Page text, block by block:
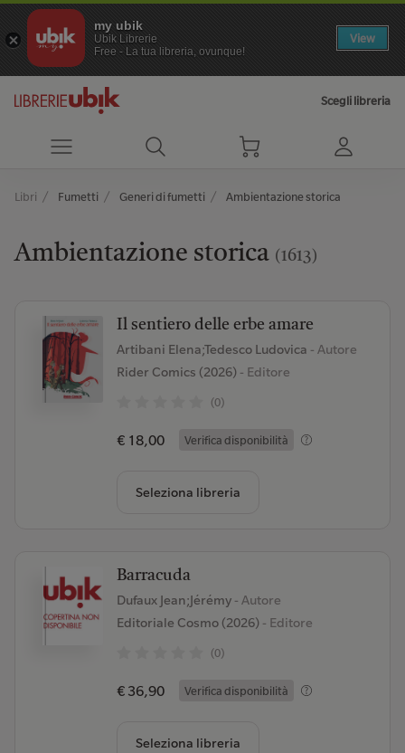
my ubik
Ubik Librerie
Free - La tua libreria, ovunque!
View
Scegli libreria
Libri Fumetti Generi di fumetti Ambientazione storica
Ambientazione storica (1613)
Il sentiero delle erbe amare
Artibani Elena;Tedesco Ludovica - Autore
Rider Comics (2026)- Editore
(0)
€ 18,00 Verifica disponibilità
Seleziona libreria
Barracuda
Dufaux Jean;Jérémy - Autore
Editoriale Cosmo (2026)- Editore
(0)
€ 36,90 Verifica disponibilità
Seleziona libreria